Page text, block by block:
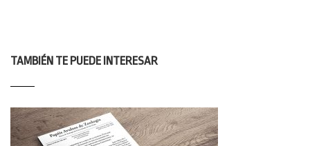
TAMBIÉN TE PUEDE INTERESAR